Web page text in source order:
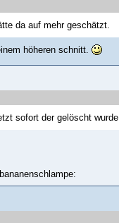
da auf mehr geschätzt.
höheren schnitt.
sofort der gelöscht wurde